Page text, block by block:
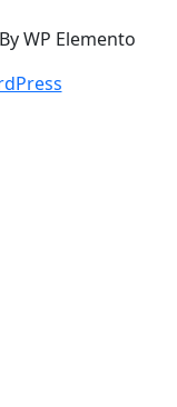
By WP Elemento